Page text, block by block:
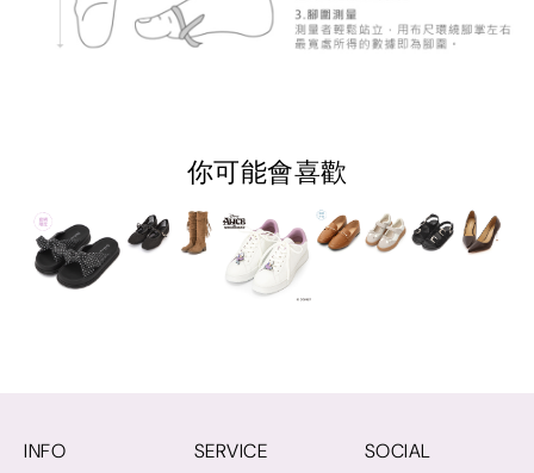
你可能會喜歡
INFO
SERVICE
SOCIAL